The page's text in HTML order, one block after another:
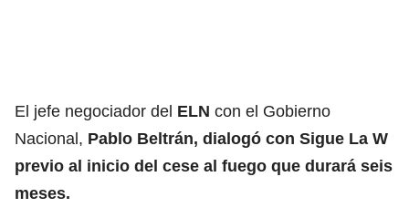
El jefe negociador del ELN con el Gobierno
Nacional, Pablo Beltrán, dialogó con Sigue La W
previo al inicio del cese al fuego que durará seis
meses.